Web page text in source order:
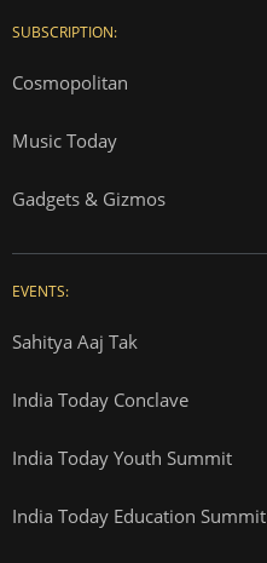
SUBSCRIPTION:
Cosmopolitan
Music Today
Gadgets & Gizmos
EVENTS:
Sahitya Aaj Tak
India Today Conclave
India Today Youth Summit
India Today Education Summit